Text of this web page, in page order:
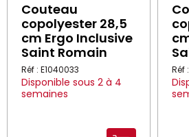
Couteau
copolyester 28,5
cm Ergo Inclusive
Saint Romain
Réf : E1040033
Disponible sous 2 à 4
semaines
Réf